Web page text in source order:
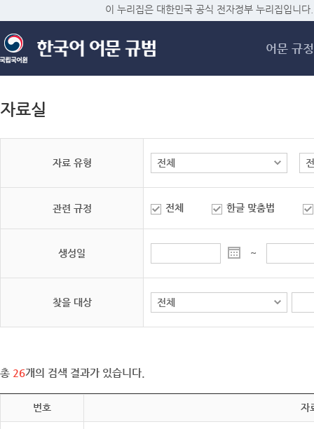
메
이 누리집은 대한민국 공식 전자정부 누리집입니다.
어문 규정
자료실
자료 유형
관련 규정 전체 한글 맞춤법
생성일 ~
찾을 대상
총 26개의 검색 결과가 있습니다.
번호 자